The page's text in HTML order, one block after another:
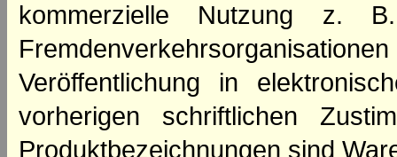
kommerzielle Nutzung z.
Veröffentlichung in
vorherigen schriftlichen
Produktbezeichnungen sind